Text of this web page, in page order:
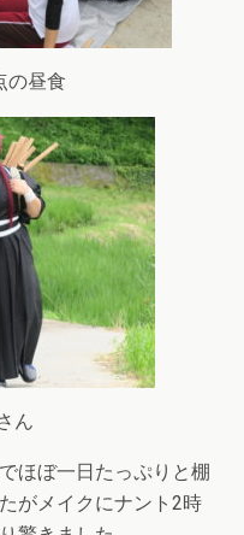
の昼食
ん
ほぼ一日たっぷりと棚
がメイクにナント2時